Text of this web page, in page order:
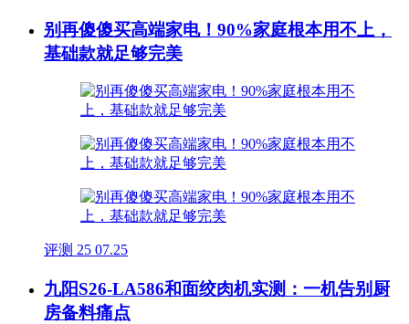
别再傻傻买高端家电！90%家庭根本用不上，
基础款就足够完美
评测 25 07.25
九阳S26-LA586和面绞肉机实测：一机告别厨
房备料痛点